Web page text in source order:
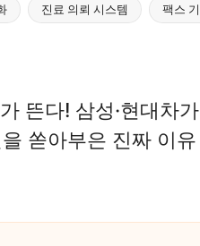
진료 의뢰 시스템 팩스
뜬다! 삼성·현대차가
쏟아부은 진짜 이유